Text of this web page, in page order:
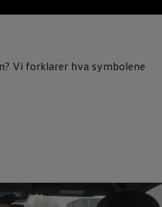
Vi forklarer hva symbolene